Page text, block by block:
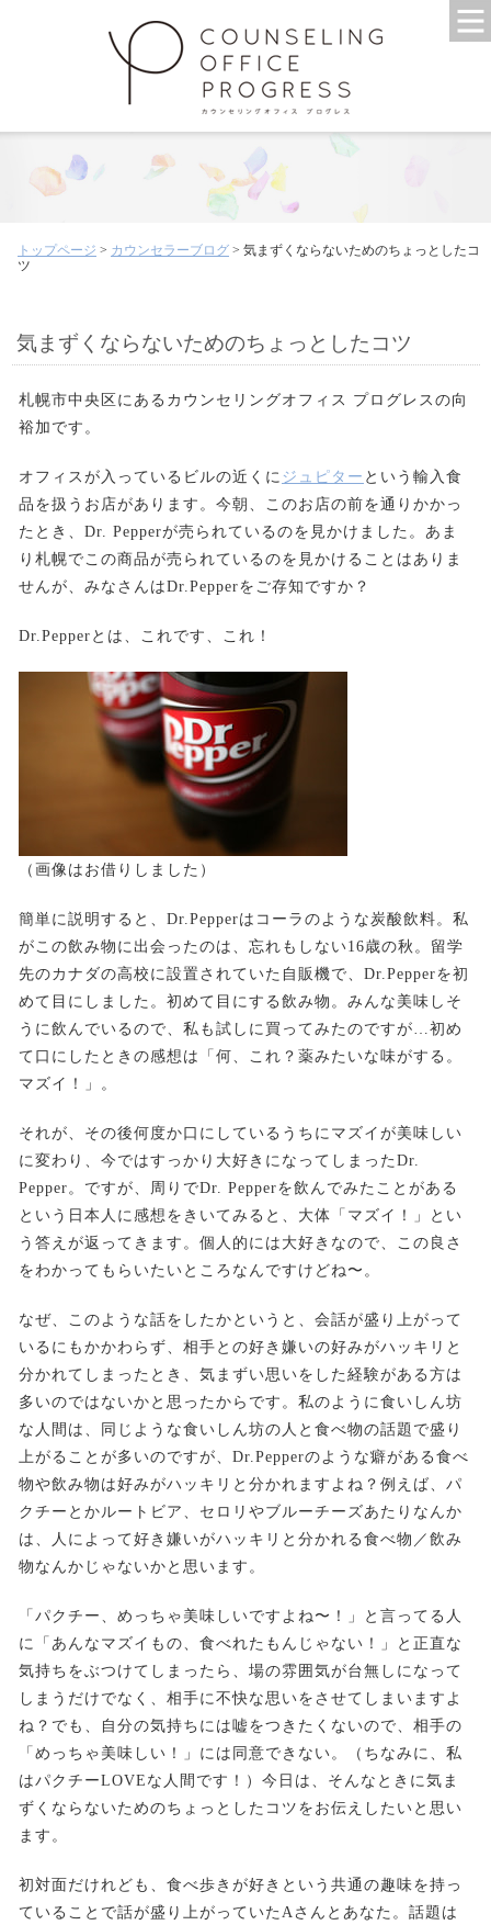
トップページ > カウンセラーブログ > 気まずくならないためのちょっとしたコ
ツ
気まずくならないためのちょっとしたコツ
札幌市中央区にあるカウンセリングオフィス プログレスの向
裕加です。
オフィスが入っているビルの近くに ジュピター という輸入食
品を扱うお店があります。今朝、このお店の前を通りかかっ
たとき、Dr. Pepperが売られているのを見かけました。あま
り札幌でこの商品が売られているのを見かけることはありま
せんが、みなさんはDr.Pepperをご存知ですか？
Dr.Pepperとは、これです、これ！
（画像はお借りしました）
簡単に説明すると、Dr.Pepperはコーラのような炭酸飲料。私
がこの飲み物に出会ったのは、忘れもしない16歳の秋。留学
先のカナダの高校に設置されていた自販機で、Dr.Pepperを初
めて目にしました。初めて目にする飲み物。みんな美味しそ
うに飲んでいるので、私も試しに買ってみたのですが…初め
て口にしたときの感想は「何、これ？薬みたいな味がする。
マズイ！」。
それが、その後何度か口にしているうちにマズイが美味しい
に変わり、今ではすっかり大好きになってしまったDr.
Pepper。ですが、周りでDr. Pepperを飲んでみたことがある
という日本人に感想をきいてみると、大体「マズイ！」とい
う答えが返ってきます。個人的には大好きなので、この良さ
をわかってもらいたいところなんですけどね〜。
なぜ、このような話をしたかというと、会話が盛り上がって
いるにもかかわらず、相手との好き嫌いの好みがハッキリと
分かれてしまったとき、気まずい思いをした経験がある方は
多いのではないかと思ったからです。私のように食いしん坊
な人間は、同じような食いしん坊の人と食べ物の話題で盛り
上がることが多いのですが、Dr.Pepperのような癖がある食べ
物や飲み物は好みがハッキリと分かれますよね？例えば、パ
クチーとかルートビア、セロリやブルーチーズあたりなんか
は、人によって好き嫌いがハッキリと分かれる食べ物／飲み
物なんかじゃないかと思います。
「パクチー、めっちゃ美味しいですよね〜！」と言ってる人
に「あんなマズイもの、食べれたもんじゃない！」と正直な
気持ちをぶつけてしまったら、場の雰囲気が台無しになって
しまうだけでなく、相手に不快な思いをさせてしまいますよ
ね？でも、自分の気持ちには嘘をつきたくないので、相手の
「めっちゃ美味しい！」には同意できない。（ちなみに、私
はパクチーLOVEな人間です！）今日は、そんなときに気ま
ずくならないためのちょっとしたコツをお伝えしたいと思い
ます。
初対面だけれども、食べ歩きが好きという共通の趣味を持っ
ていることで話が盛り上がっていたAさんとあなた。話題は